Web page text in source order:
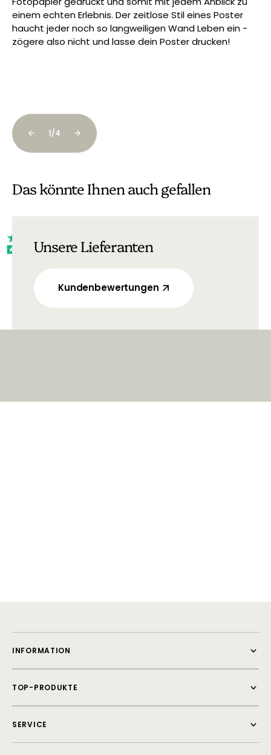
einem echten Erlebnis. Der zeitlose Stil eines Poster
haucht jeder noch so langweiligen Wand Leben ein -
zögere also nicht und lasse dein Poster drucken!
1/4
Das könnte Ihnen auch gefallen
Unsere Lieferanten
Kundenbewertungen
INFORMATION
TOP-PRODUKTE
SERVICE